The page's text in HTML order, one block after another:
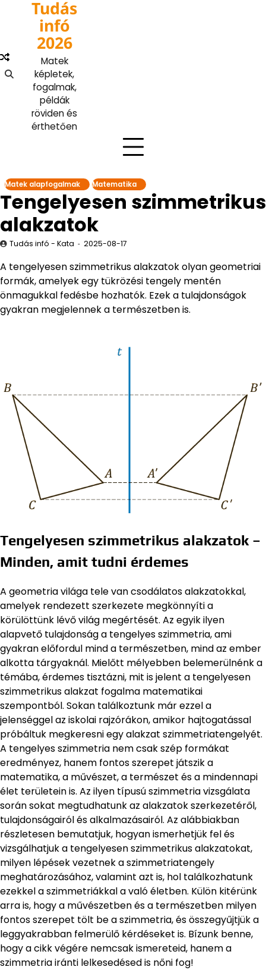
Tudás
infó
2026
Matek
képletek,
fogalmak,
példák
röviden és
érthetően
Matek alapfogalmak Matematika
Tengelyesen szimmetrikus
alakzatok
Tudás infó - Kata 2025-08-17
A tengelyesen szimmetrikus alakzatok olyan geometriai
formák, amelyek egy tükrözési tengely mentén
önmagukkal fedésbe hozhatók. Ezek a tulajdonságok
gyakran megjelennek a természetben is.
Tengelyesen szimmetrikus alakzatok –
Minden, amit tudni érdemes
A geometria világa tele van csodálatos alakzatokkal,
amelyek rendezett szerkezete megkönnyíti a
körülöttünk lévő világ megértését. Az egyik ilyen
alapvető tulajdonság a tengelyes szimmetria, ami
gyakran előfordul mind a természetben, mind az ember
alkotta tárgyaknál. Mielőtt mélyebben belemerülnénk a
témába, érdemes tisztázni, mit is jelent a tengelyesen
szimmetrikus alakzat fogalma matematikai
szempontból. Sokan találkoztunk már ezzel a
jelenséggel az iskolai rajzórákon, amikor hajtogatással
próbáltuk megkeresni egy alakzat szimmetriatengelyét.
A tengelyes szimmetria nem csak szép formákat
eredményez, hanem fontos szerepet játszik a
matematika, a művészet, a természet és a mindennapi
élet területein is. Az ilyen típusú szimmetria vizsgálata
során sokat megtudhatunk az alakzatok szerkezetéről,
tulajdonságairól és alkalmazásairól. Az alábbiakban
részletesen bemutatjuk, hogyan ismerhetjük fel és
vizsgálhatjuk a tengelyesen szimmetrikus alakzatokat,
milyen lépések vezetnek a szimmetriatengely
meghatározásához, valamint azt is, hol találkozhatunk
ezekkel a szimmetriákkal a való életben. Külön kitérünk
arra is, hogy a művészetben és a természetben milyen
fontos szerepet tölt be a szimmetria, és összegyűjtjük a
leggyakrabban felmerülő kérdéseket is. Bízunk benne,
hogy a cikk végére nemcsak ismereteid, hanem a
szimmetria iránti lelkesedésed is nőni fog!